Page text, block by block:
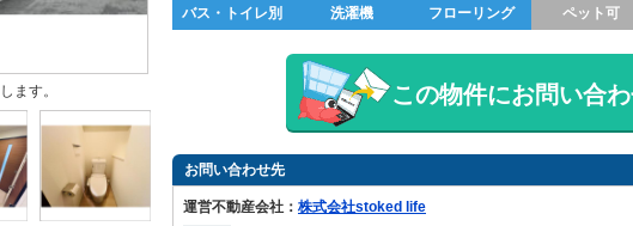
ます。
バス・トイレ別
洗濯機 フローリング ペット可
この物件にお問い合わ
お問い合わせ先
運営不動産会社： 株式会社stoked life